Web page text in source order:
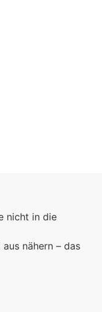
nicht in die
nähern – das